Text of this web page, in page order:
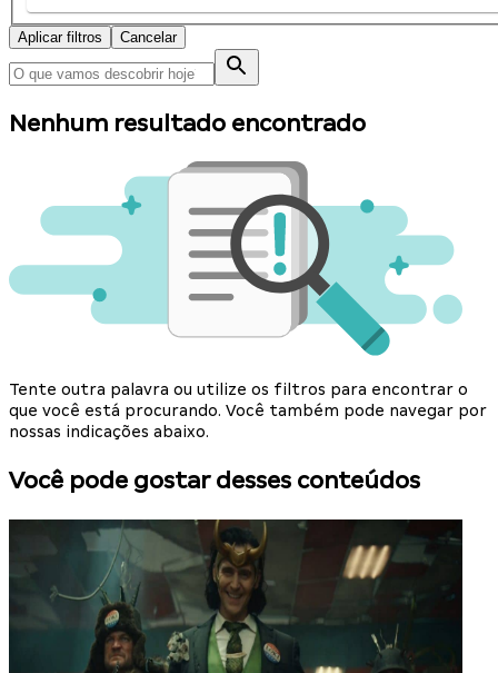
Aplicar filtros Cancelar
Nenhum resultado encontrado
Tente outra palavra ou utilize os filtros para encontrar o
que você está procurando. Você também pode navegar por
nossas indicações abaixo.
Você pode gostar desses conteúdos